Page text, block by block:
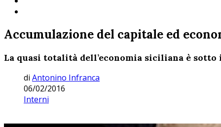
Accumulazione del capitale ed
La quasi totalità dell’economia siciliana è
di Antonino Infranca
06/02/2016
Interni